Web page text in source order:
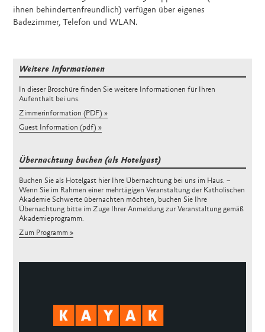
ihnen behindertenfreundlich) verfügen über eigenes
Badezimmer, Telefon und WLAN.
Weitere Informationen
In dieser Broschüre finden Sie weitere Informationen für Ihren
Aufenthalt bei uns.
Zimmerinformation (PDF)
Guest Information (pdf)
Übernachtung buchen (als Hotelgast)
Buchen Sie als Hotelgast hier Ihre Übernachtung bei uns im Haus. –
Wenn Sie im Rahmen einer mehrtägigen Veranstaltung der Katholischen
Akademie Schwerte übernachten möchten, buchen Sie Ihre
Übernachtung bitte im Zuge Ihrer Anmeldung zur Veranstaltung gemäß
Akademieprogramm.
Zum Programm